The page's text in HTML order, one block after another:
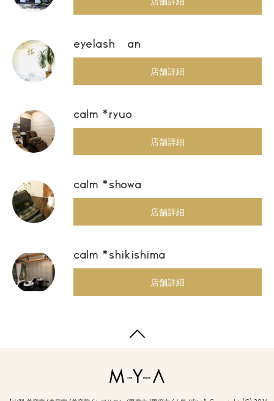
eyelash an
店舗詳細
calm *ryuo
店舗詳細
calm *showa
店舗詳細
calm *shikishima
店舗詳細